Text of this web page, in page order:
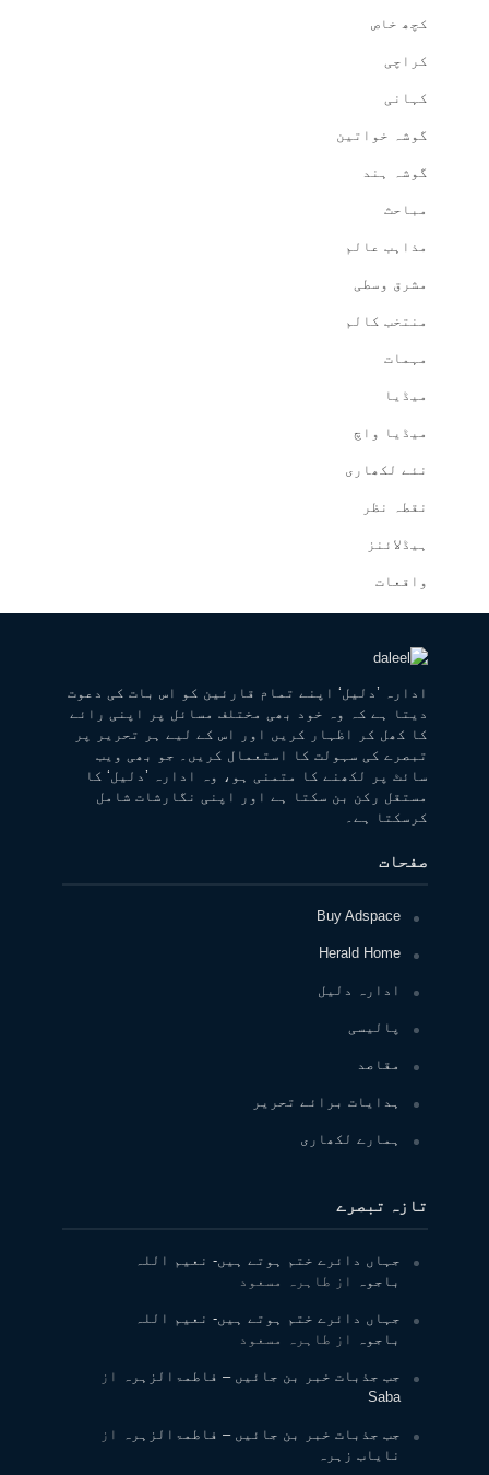
کچھ خاص
کراچی
کہانی
گوشہ خواتین
گوشہ ہند
مباحث
مذاہب عالم
مشرق وسطی
منتخب کالم
مہمات
میڈیا
میڈیا واچ
نئے لکھاری
نقطہ نظر
ہیڈلائنز
واقعات
ادارہ ’دلیل‘ اپنے تمام قارئین کو اس بات کی دعوت
دیتا ہے کہ وہ خود بھی مختلف مسائل پر اپنی رائے
کا کھل کر اظہار کریں اور اس کے لیے ہر تحریر پر
تبصرے کی سہولت کا استعمال کریں۔ جو بھی ویب
سائٹ پر لکھنے کا متمنی ہو، وہ ادارہ ’دلیل‘ کا
مستقل رکن بن سکتا ہے اور اپنی نگارشات شامل
کرسکتا ہے۔
صفحات
Buy Adspace
Herald Home
ادارہ دلیل
پالیسی
مقاصد
ہدایات برائے تحریر
ہمارے لکھاری
تازہ تبصرے
جہاں دائرے ختم ہوتے ہیں- نعیم اللہ
باجوہ
از طاہرہ مسعود
جہاں دائرے ختم ہوتے ہیں- نعیم اللہ
باجوہ
از طاہرہ مسعود
جب جذبات خبر بن جائیں – فاطمۃالزہرہ
از
Saba
جب جذبات خبر بن جائیں – فاطمۃالزہرہ
از
نایاب زہرہ